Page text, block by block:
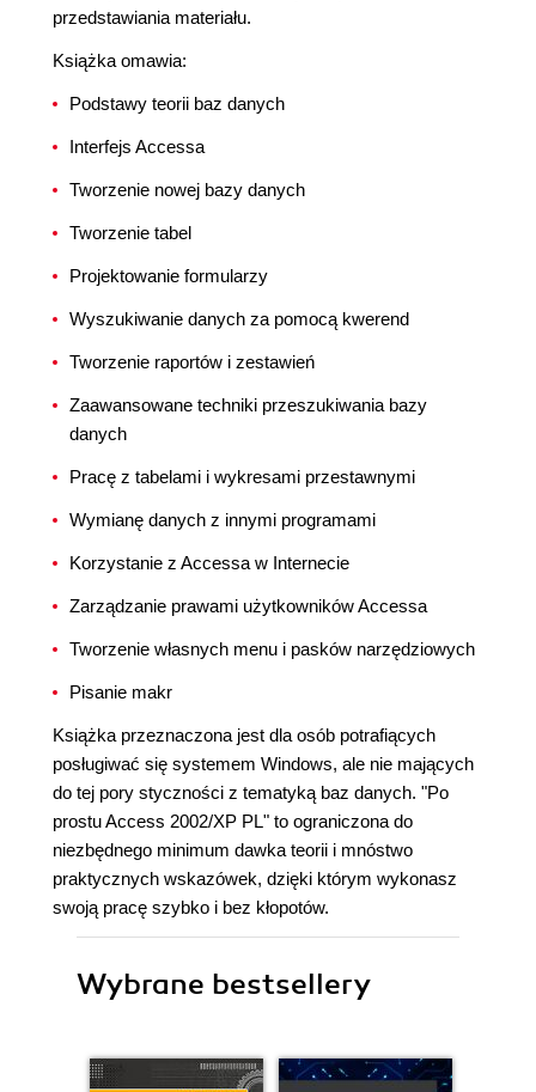
przedstawiania materiału.
Książka omawia:
Podstawy teorii baz danych
Interfejs Accessa
Tworzenie nowej bazy danych
Tworzenie tabel
Projektowanie formularzy
Wyszukiwanie danych za pomocą kwerend
Tworzenie raportów i zestawień
Zaawansowane techniki przeszukiwania bazy
danych
Pracę z tabelami i wykresami przestawnymi
Wymianę danych z innymi programami
Korzystanie z Accessa w Internecie
Zarządzanie prawami użytkowników Accessa
Tworzenie własnych menu i pasków narzędziowych
Pisanie makr
Książka przeznaczona jest dla osób potrafiących
posługiwać się systemem Windows, ale nie mających
do tej pory styczności z tematyką baz danych. "Po
prostu Access 2002/XP PL" to ograniczona do
niezbędnego minimum dawka teorii i mnóstwo
praktycznych wskazówek, dzięki którym wykonasz
swoją pracę szybko i bez kłopotów.
Wybrane bestsellery